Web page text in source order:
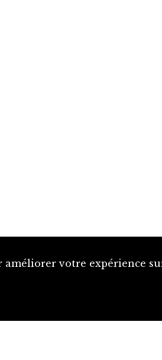
améliorer votre expérience